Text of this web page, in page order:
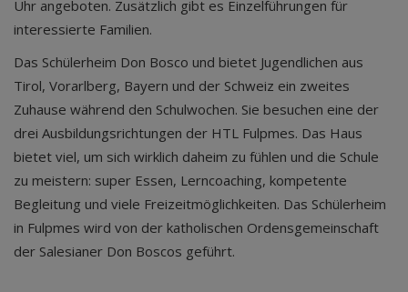
Uhr angeboten. Zusätzlich gibt es Einzelführungen für
interessierte Familien.
Das Schülerheim Don Bosco und bietet Jugendlichen aus
Tirol, Vorarlberg, Bayern und der Schweiz ein zweites
Zuhause während den Schulwochen. Sie besuchen eine der
drei Ausbildungsrichtungen der HTL Fulpmes. Das Haus
bietet viel, um sich wirklich daheim zu fühlen und die Schule
zu meistern: super Essen, Lerncoaching, kompetente
Begleitung und viele Freizeitmöglichkeiten. Das Schülerheim
in Fulpmes wird von der katholischen Ordensgemeinschaft
der Salesianer Don Boscos geführt.